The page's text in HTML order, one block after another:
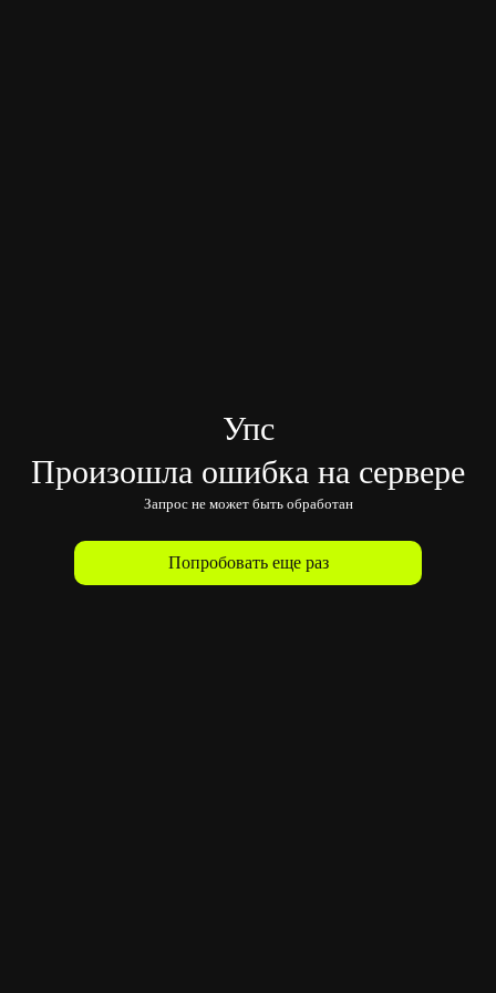
Упс
Произошла ошибка на сервере
Запрос не может быть обработан
Попробовать еще раз